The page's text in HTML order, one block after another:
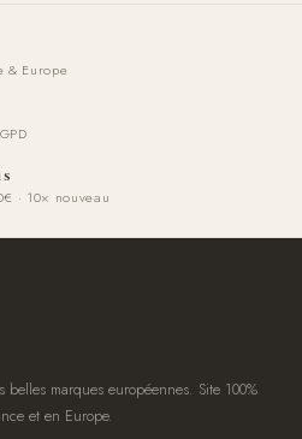
& Europe
· 10× nouveau
marques européennes. Site 100%
et en Europe.